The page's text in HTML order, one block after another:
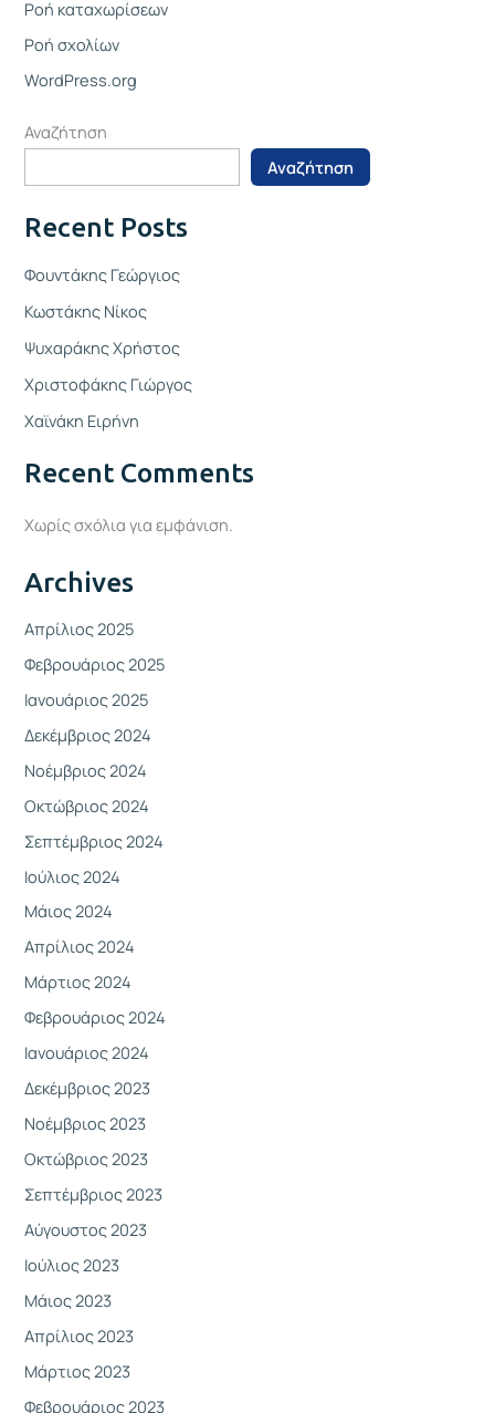
Ροή καταχωρίσεων
Ροή σχολίων
WordPress.org
Αναζήτηση
Αναζήτηση
Recent Posts
Φουντάκης Γεώργιος
Κωστάκης Νίκος
Ψυχαράκης Χρήστος
Χριστοφάκης Γιώργος
Χαϊνάκη Ειρήνη
Recent Comments
Χωρίς σχόλια για εμφάνιση.
Archives
Απρίλιος 2025
Φεβρουάριος 2025
Ιανουάριος 2025
Δεκέμβριος 2024
Νοέμβριος 2024
Οκτώβριος 2024
Σεπτέμβριος 2024
Ιούλιος 2024
Μάιος 2024
Απρίλιος 2024
Μάρτιος 2024
Φεβρουάριος 2024
Ιανουάριος 2024
Δεκέμβριος 2023
Νοέμβριος 2023
Οκτώβριος 2023
Σεπτέμβριος 2023
Αύγουστος 2023
Ιούλιος 2023
Μάιος 2023
Απρίλιος 2023
Μάρτιος 2023
Φεβρουάριος 2023